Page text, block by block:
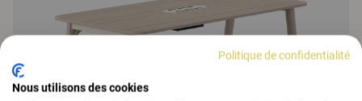
Politique de confidentialité
Nous utilisons des cookies